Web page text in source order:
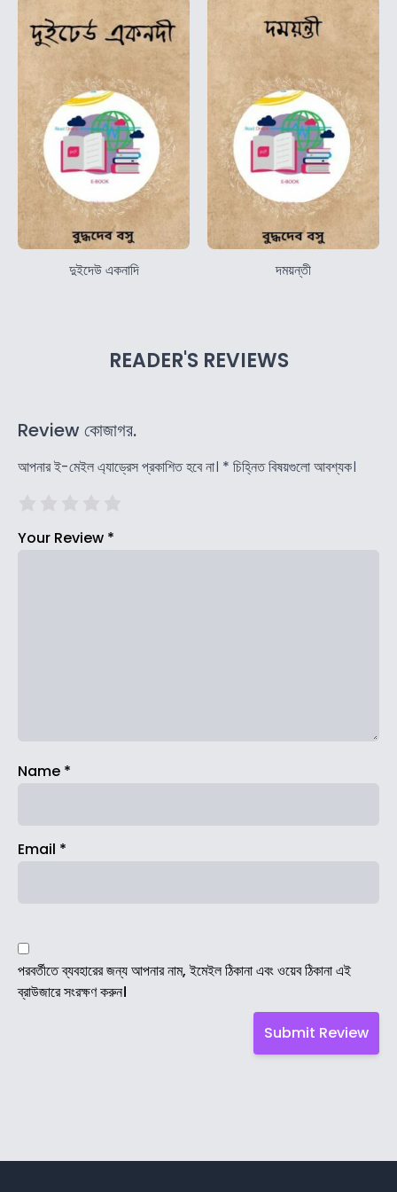
দুইদেউ একনাদি দময়ন্তী
READER'S REVIEWS
Review কোজাগর.
আপনার ই-মেইল এ্যাড্রেস প্রকাশিত হবে না। * চিহ্নিত বিষয়গুলো আবশ্যক।
Your Review *
Name *
Email *
পরবর্তীতে ব্যবহারের জন্য আপনার নাম, ইমেইল ঠিকানা এবং ওয়েব ঠিকানা এই
ব্রাউজারে সংরক্ষণ করুন।